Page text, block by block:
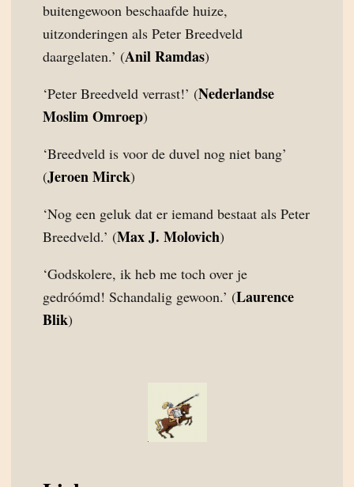
buitengewoon beschaafde huize,
uitzonderingen als Peter Breedveld
daargelaten.’ (Anil Ramdas)
‘Peter Breedveld verrast!’ (Nederlandse
Moslim Omroep)
‘Breedveld is voor de duvel nog niet bang’
(Jeroen Mirck)
‘Nog een geluk dat er iemand bestaat als Peter
Breedveld.’ (Max J. Molovich)
‘Godskolere, ik heb me toch over je
gedróómd! Schandalig gewoon.’ (Laurence
Blik)